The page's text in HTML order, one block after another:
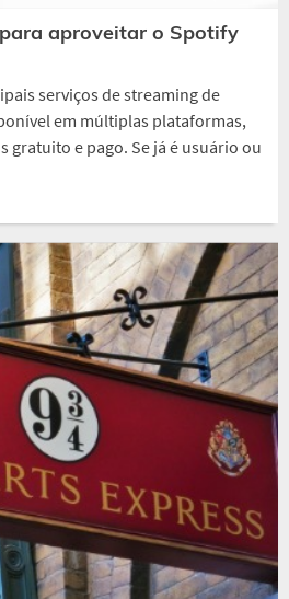
aproveitar o Spotify
serviços de streaming de
em múltiplas plataformas,
gratuito e pago. Se já é usuário ou